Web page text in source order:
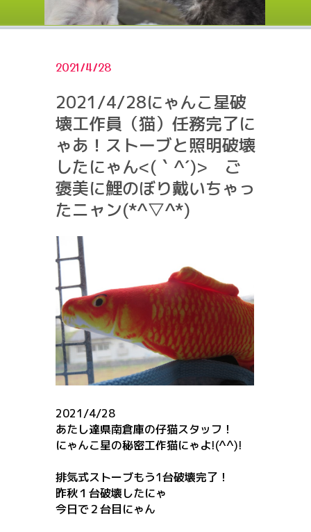
2021/4/28
2021/4/28にゃんこ星破
壊工作員（猫）任務完了に
ゃあ！ストーブと照明破壊
したにゃん<(｀^´)> ご
褒美に鯉のぼり戴いちゃっ
たニャン(*^▽^*)
2021/4/28
あたし達県南倉庫の仔猫スタッフ！
にゃんこ星の秘密工作猫にゃよ!(^^)!
排気式ストーブもう1台破壊完了！
昨秋１台破壊したにゃ
今日で２台目にゃん